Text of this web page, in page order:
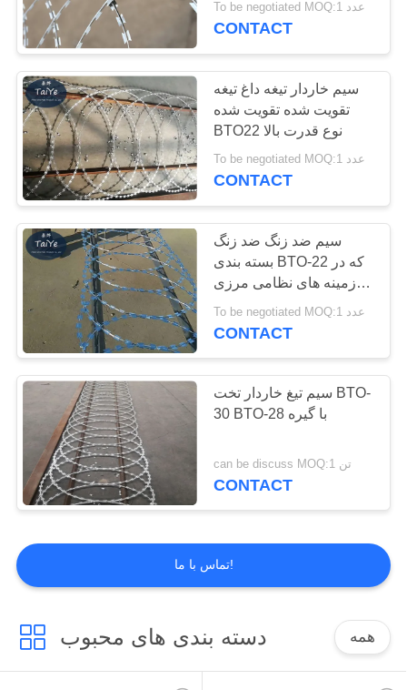
To be negotiated MOQ:1 عدد
CONTACT
سیم خاردار تیغه داغ تیغه
تقویت شده تقویت شده
BTO22 نوع قدرت بالا
To be negotiated MOQ:1 عدد
CONTACT
سیم ضد زنگ ضد زنگ
بسته بندی BTO-22 که در
زمینه های نظامی مرزی
استفاده می شود
To be negotiated MOQ:1 عدد
CONTACT
سیم تیغ خاردار تخت BTO-
30 BTO-28 با گیره
can be discuss MOQ:1 تن
CONTACT
تماس با ما!
دسته بندی های محبوب همه